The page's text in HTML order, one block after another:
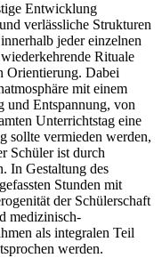
Entwicklung
verlässliche Strukturen
jeder einzelnen
Rituale
Orientierung. Dabei
mit einem
und Entspannung, von
Unterrichtstag eine
sollte vermieden werden,
Schüler ist durch
In Gestaltung des
Stunden mit
der Schülerschaft
medizinisch-
als integralen Teil
werden.